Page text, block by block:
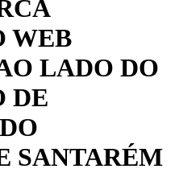
WEB
LADO DO
DE
SANTARÉM